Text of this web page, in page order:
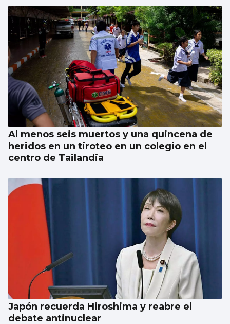
Al menos seis muertos y una quincena de
heridos en un tiroteo en un colegio en el
centro de Tailandia
Japón recuerda Hiroshima y reabre el
debate antinuclear